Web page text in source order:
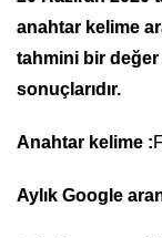
anahtar kelime
tahmini bir değer
sonuçlarıdır.
Anahtar kelime :
Aylık Google